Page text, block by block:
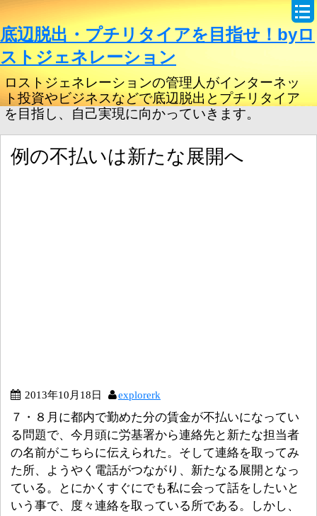
底辺脱出・プチリタイアを目指せ！byロ
ストジェネレーション
ロストジェネレーションの管理人がインターネッ
ト投資やビジネスなどで底辺脱出とプチリタイア
を目指し、自己実現に向かっていきます。
例の不払いは新たな展開へ
2013年10月18日 explorerk
７・８月に都内で勤めた分の賃金が不払いになってい
る問題で、今月頭に労基署から連絡先と新たな担当者
の名前がこちらに伝えられた。そして連絡を取ってみ
た所、ようやく電話がつながり、新たなる展開となっ
ている。とにかくすぐにでも私に会って話をしたいと
いう事で、度々連絡を取っている所である。しかし、